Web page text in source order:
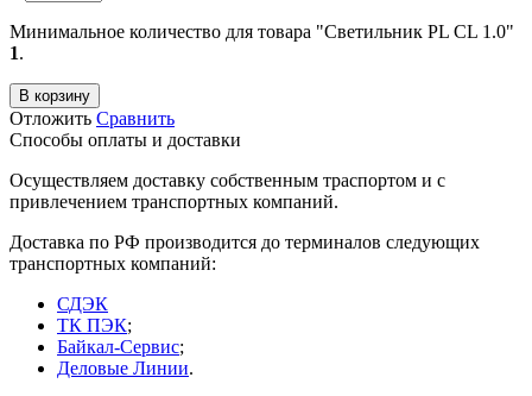
Минимальное количество для товара "Светильник PL CL 1.0"
1.
В корзину
Отложить Сравнить
Способы оплаты и доставки
Осуществляем доставку собственным траспортом и с
привлечением транспортных компаний.
Доставка по РФ производится до терминалов следующих
транспортных компаний:
СДЭК
ТК ПЭК;
Байкал-Сервис;
Деловые Линии.